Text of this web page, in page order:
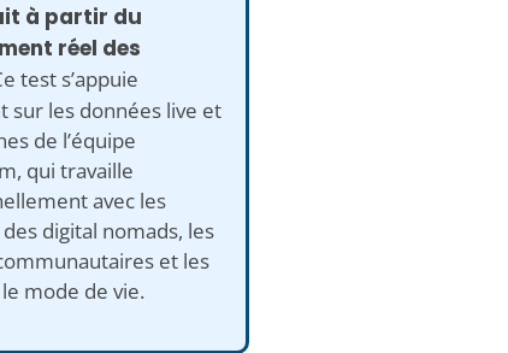
à partir du
réel des
test s’appuie
sur les données live et
de l’équipe
qui travaille
avec les
digital nomads, les
et les
mode de vie.